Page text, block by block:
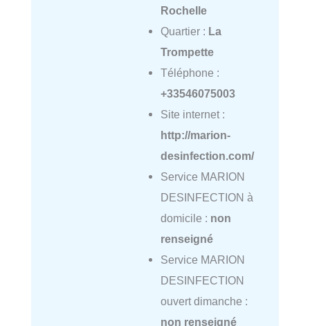
Rochelle
Quartier : La
Trompette
Téléphone :
+33546075003
Site internet :
http://marion-
desinfection.com/
Service MARION
DESINFECTION à
domicile : non
renseigné
Service MARION
DESINFECTION
ouvert dimanche :
non renseigné